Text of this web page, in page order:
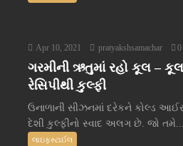
Apr 10, 2021 pratyakshsamachar 0
ગરમીની ઋતુમાં રહો કૂલ –
રેસિપીથી કુલ્ફી
ઉનાળાની સીઝનમાં દરેકને કોલ્ડ
દેશી કુલ્ફીનો સ્વાદ અલગ છે. જો તમે...
લાઇફસ્ટાઈલ